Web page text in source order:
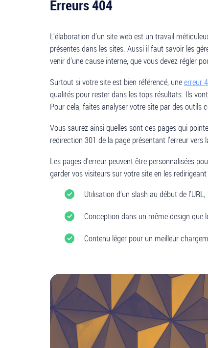
Erreurs 404
L’élaboration d’un site web est un travail
présentes dans les sites. Aussi il faut savoir les
venir d’une cause interne, que vous devez régler
Surtout si votre site est bien référencé, uneerreur
qualités pour rester dans les tops résultats. Ils
Pour cela, faites analyser votre site par des outils
Vous saurez ainsi quelles sont ces pages qui
redirection 301 de la page présentant l’erreur
Les pages d’erreur peuvent être personnalisées
garder vos visiteurs sur votre site en les
Utilisation d’un slash au début de
Conception dans un même design que
Contenu léger pour un meilleur